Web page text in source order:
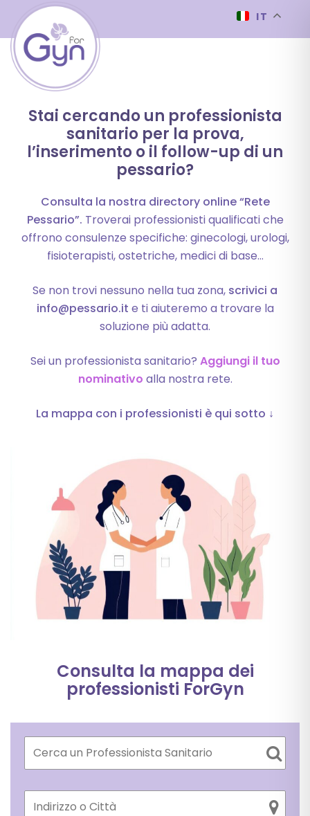
IT
Stai cercando un professionista
sanitario per la prova,
l’inserimento o il follow-up di un
pessario?
Consulta la nostra directory online “Rete
Pessario”. Troverai professionisti qualificati che
offrono consulenze specifiche: ginecologi, urologi,
fisioterapisti, ostetriche, medici di base…
Se non trovi nessuno nella tua zona, scrivici a
info@pessario.it e ti aiuteremo a trovare la
soluzione più adatta.
Sei un professionista sanitario? Aggiungi il tuo
nominativo alla nostra rete.
La mappa con i professionisti è qui sotto ↓
Consulta la mappa dei
professionisti ForGyn